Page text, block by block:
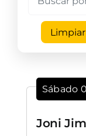
Sábado
Joni